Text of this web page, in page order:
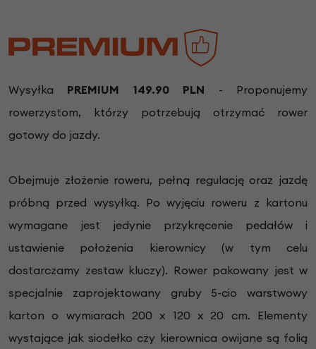
Wysyłka PREMIUM 149.90 PLN - Proponujemy
rowerzystom, którzy potrzebują otrzymać rower
gotowy do jazdy.
Obejmuje złożenie roweru, pełną regulację oraz jazdę
próbną przed wysyłką. Po wyjęciu roweru z kartonu
wymagane jest jedynie przykręcenie pedałów i
ustawienie położenia kierownicy (w tym celu
dostarczamy zestaw kluczy). Rower pakowany jest w
specjalnie zaprojektowany gruby 5-cio warstwowy
karton o wymiarach 200 x 120 x 20 cm. Elementy
wystające jak siodełko czy kierownica owijane są folią